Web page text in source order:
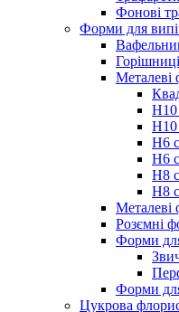
Фонові
Форми для
Горішниці
Металеві
Н10
Н10
Н6
Н6
Н8
Н8
Металеві
Розємні
Форми
Форми
Цукрова